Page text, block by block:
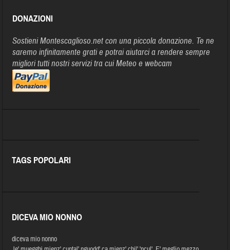
DONAZIONI
Sostieni Montescaglioso.net con una piccola donazione. Te ne
saremo infinitamente grati e potrai aiutarci a rendere sempre
migliori tutti nostri servizi tra cui Meteo e webcam
TAGS POPOLARI
DICEVA MIO NONNO
diceva mio nonno